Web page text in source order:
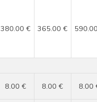
380.00 € 365.00 €
8.00 € 8.00 € 8.00